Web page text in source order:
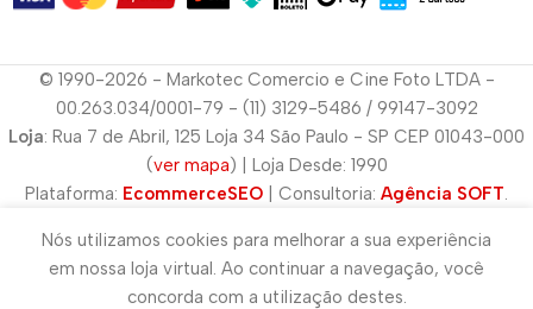
© 1990-2026 - Markotec Comercio e Cine Foto LTDA -
00.263.034/0001-79 - (11) 3129-5486 / 99147-3092
Loja: Rua 7 de Abril, 125 Loja 34 São Paulo - SP CEP 01043-000
(ver mapa) | Loja Desde: 1990
Plataforma: EcommerceSEO | Consultoria: Agência SOFT.
Nós utilizamos cookies para melhorar a sua experiência
em nossa loja virtual. Ao continuar a navegação, você
concorda com a utilização destes.